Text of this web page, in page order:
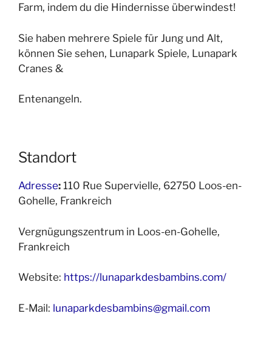
Farm, indem du die Hindernisse überwindest!
Sie haben mehrere Spiele für Jung und Alt,
können Sie sehen, Lunapark Spiele, Lunapark
Cranes &
Entenangeln.
Standort
Adresse: 110 Rue Supervielle, 62750 Loos-en-
Gohelle, Frankreich
Vergnügungszentrum in Loos-en-Gohelle,
Frankreich
Website: https://lunaparkdesbambins.com/
E-Mail: lunaparkdesbambins@gmail.com